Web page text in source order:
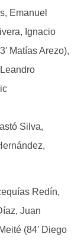
Emanuel
Ignacio
Matías Arezo),
Silva,
Redín,
Juan
(84′ Diego